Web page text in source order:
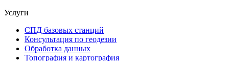
Услуги
СПД базовых станций
Консультация по геодезии
Обработка данных
Топография и картография